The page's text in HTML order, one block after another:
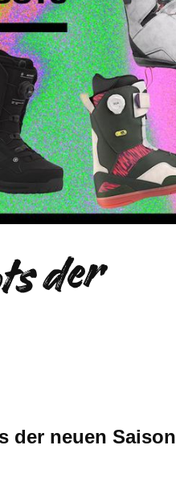
der neuen Saison